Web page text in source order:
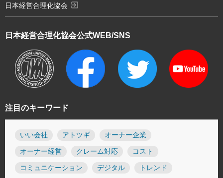
注目のキーワード
いい会社 アトツギ オーナー企業
オーナー経営 クレーム対応 コスト
コミュニケーション デジタル トレンド
日本経営合理化協会公式WEB/SNS
日本経営合理化協会 exit_to_app